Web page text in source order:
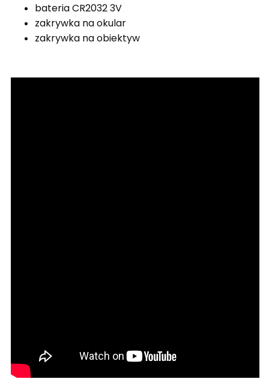
bateria CR2032 3V
zakrywka na okular
zakrywka na obiektyw